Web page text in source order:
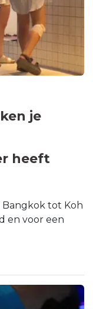
je
heeft
Bangkok tot Koh
en voor een